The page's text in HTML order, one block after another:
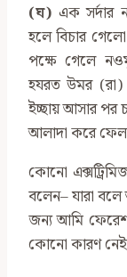
(ঘ) এক
হলে বিচার
পক্ষে গেলে
হযরত উমর (রা)
ইচ্ছায় আসার পর
আলাদা করে
কোনো
বলেন– যারা
জন্য আমি
কোনো কারণ